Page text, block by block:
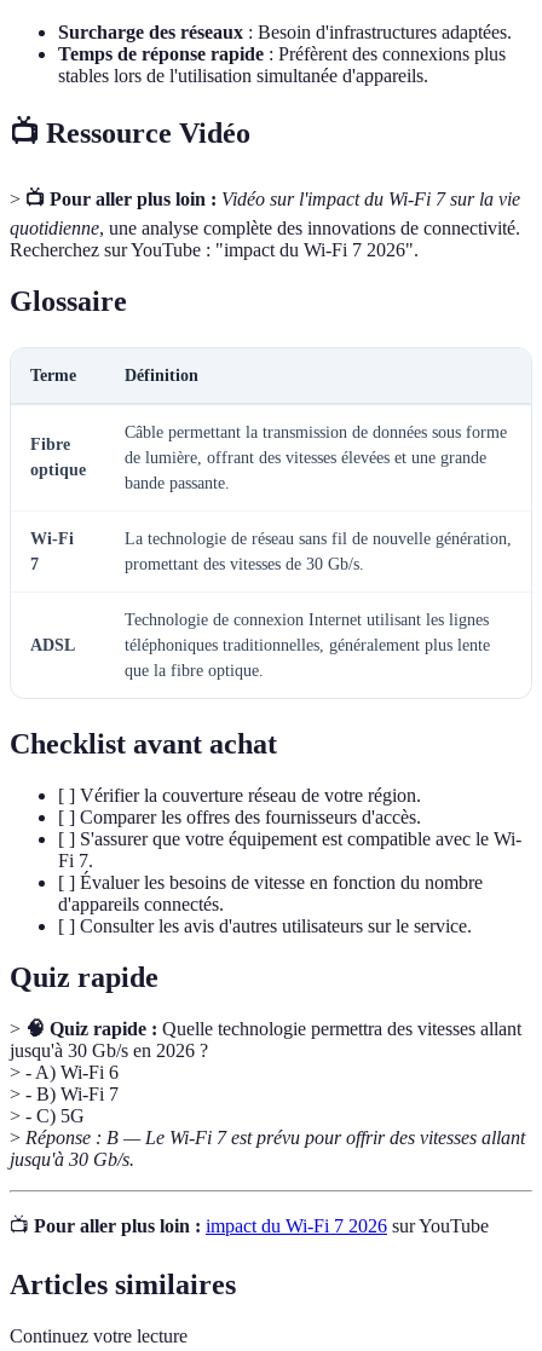
Surcharge des réseaux : Besoin d'infrastructures adaptées.
Temps de réponse rapide : Préfèrent des connexions plus
stables lors de l'utilisation simultanée d'appareils.
📺 Ressource Vidéo
> 📺 Pour aller plus loin : Vidéo sur l'impact du Wi-Fi 7 sur la vie
quotidienne, une analyse complète des innovations de connectivité.
Recherchez sur YouTube : "impact du Wi-Fi 7 2026".
Glossaire
Terme Définition
Fibre
optique
Câble permettant la transmission de données sous forme
de lumière, offrant des vitesses élevées et une grande
bande passante.
Wi-Fi
7
La technologie de réseau sans fil de nouvelle génération,
promettant des vitesses de 30 Gb/s.
ADSL
Technologie de connexion Internet utilisant les lignes
téléphoniques traditionnelles, généralement plus lente
que la fibre optique.
Checklist avant achat
[ ] Vérifier la couverture réseau de votre région.
[ ] Comparer les offres des fournisseurs d'accès.
[ ] S'assurer que votre équipement est compatible avec le Wi-
Fi 7.
[ ] Évaluer les besoins de vitesse en fonction du nombre
d'appareils connectés.
[ ] Consulter les avis d'autres utilisateurs sur le service.
Quiz rapide
> 🧠 Quiz rapide : Quelle technologie permettra des vitesses allant
jusqu'à 30 Gb/s en 2026 ?
> - A) Wi-Fi 6
> - B) Wi-Fi 7
> - C) 5G
> Réponse : B — Le Wi-Fi 7 est prévu pour offrir des vitesses allant
jusqu'à 30 Gb/s.
📺 Pour aller plus loin : impact du Wi-Fi 7 2026 sur YouTube
Articles similaires
Continuez votre lecture